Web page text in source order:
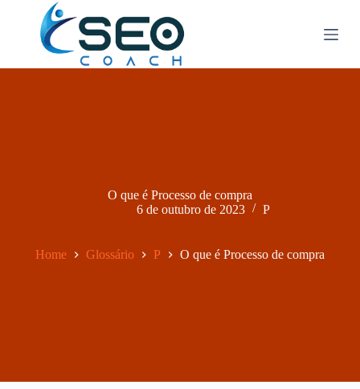
r
O que é Processo de compra
6 de outubro de 2023
P
Home Glossário P O que é Processo de compra